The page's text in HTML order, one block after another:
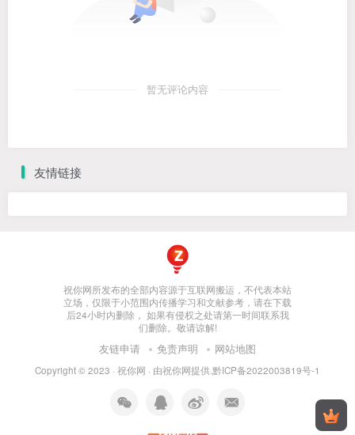
暂无评论内容
友情链接
祝你网所发布的全部内容源于互联网搬运，不代表本站
立场，仅限于小范围内传播学习和文献参考，请在下载
后24小时内删除， 如果有侵权之处请第一时间联系我
们删除。敬请谅解!
友链申请 免责声明 网站地图
Copyright © 2023 · 祝你网 · 由祝你网提供.黔ICP备2022003819号-1